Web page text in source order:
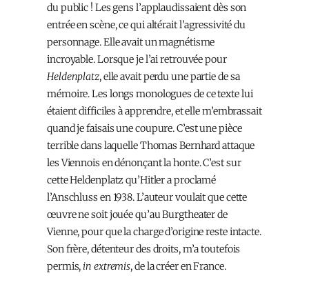
du public ! Les gens l’applaudissaient dès son
entrée en scène, ce qui altérait l’agressivité du
personnage. Elle avait un magnétisme
incroyable. Lorsque je l’ai retrouvée pour
Heldenplatz, elle avait perdu une partie de sa
mémoire. Les longs monologues de ce texte lui
étaient difficiles à apprendre, et elle m’embrassait
quand je faisais une coupure. C’est une pièce
terrible dans laquelle Thomas Bernhard attaque
les Viennois en dénonçant la honte. C’est sur
cette Heldenplatz qu’Hitler a proclamé
l’Anschluss en 1938. L’auteur voulait que cette
œuvre ne soit jouée qu’au Burgtheater de
Vienne, pour que la charge d’origine reste intacte.
Son frère, détenteur des droits, m’a toutefois
permis, in extremis, de la créer en France.